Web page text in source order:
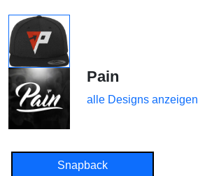
Pain
alle Designs anzeigen
Snapback